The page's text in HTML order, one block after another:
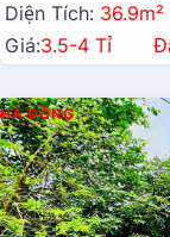
Diện Tích: 36.9m²
Giá:3.5-4 Tỉ
HÀ ĐÔNG